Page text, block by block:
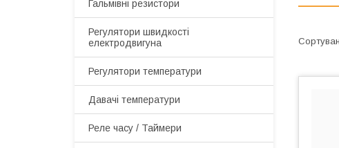
Гальмівні резистори
Регулятори швидкості
електродвигуна
Регулятори температури
Давачі температури
Реле часу / Таймери